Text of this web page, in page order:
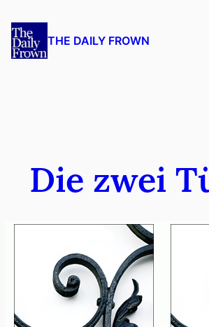
Inhalt
springen
THE DAILY FROWN
Die zwei